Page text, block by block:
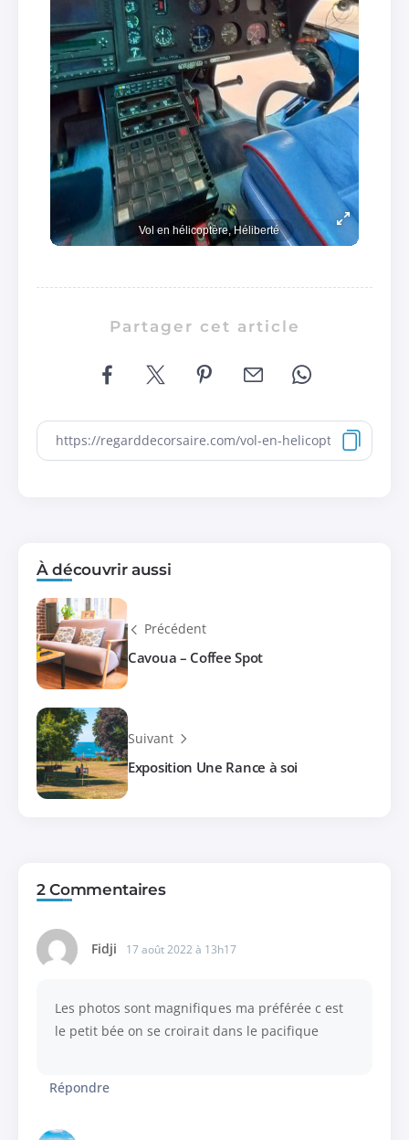
Vol en hélicoptère, Héliberté
Partager cet article
À découvrir aussi
Précédent
Cavoua – Coffee Spot
Suivant
Exposition Une Rance à soi
2 Commentaires
Fidji 17 août 2022 à 13h17
Les photos sont magnifiques ma préférée c est
le petit bée on se croirait dans le pacifique
Répondre